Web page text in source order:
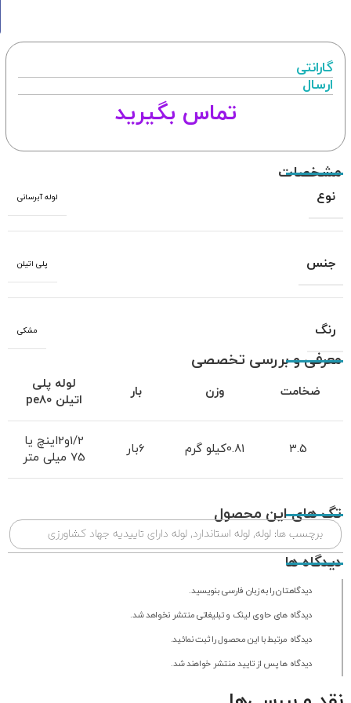
گارانتی
ارسال
تماس بگیرید
مشخصات
نوع لوله آبرسانی
جنس پلی اتیلن
رنگ مشکی
معرفی و بررسی تخصصی
ضخامت وزن بار
لوله پلی
اتیلنpe80
3.5 0.81کیلو گرم 6بار
1/2و2اینچ یا
75 میلی متر
تگ های این محصول
برچسب ها: لوله, لوله استاندارد, لوله دارای تاییدیه جهاد کشاورزی
دیدگاه ها
دیدگاهتان را به زبان فارسی بنویسید.
دیدگاه های حاوی لینک و تبلیغاتی منتشر نخواهد شد.
دیدگاه مرتبط با این محصول را ثبت نمائید.
دیدگاه ها پس از تایید منتشر خواهند شد.